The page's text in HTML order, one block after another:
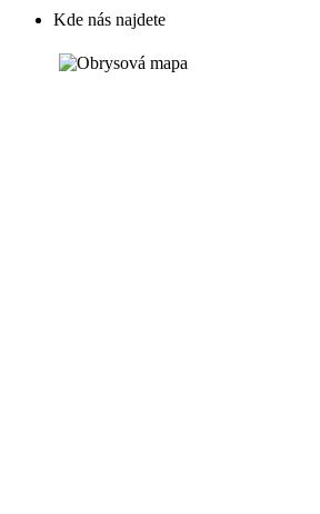
Kde nás najdete